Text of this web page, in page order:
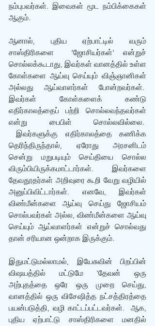
நம்புபவர்கள். இவைகள் மூட நம்பிக்கைகள்
ஆகும்.
ஆனால், புதிய ஏற்பாட்டில் வரும்
சாஸ்திரிகளை  ‘ஜோசியர்கள்' என்றுச்
சொல்லக்கூடாது, இவர்கள் வானத்தில் உள்ள
கோள்களை ஆய்வு செய்யும் விஞ்ஞானிகள்
அல்லது ஆய்வாளர்கள் போன்றவர்கள்.
இவர்கள் கோள்களைக் கண்டு
எதிர்காலத்தைப் பற்றி சொல்லவந்தவர்கள்
என்று பைபிள் சொல்லவில்லை.
இவர்களுக்கு எதிர்காலத்தை கணிக்க
தெரிந்திருந்தால், ஏரோது அரசனிடம்
சென்று மறுபடியும் செய்தியை சொல்ல
விரும்பியிருக்கமாட்டார்கள். இவர்களை
தேவதூதர்கள் அறிவுரை கூறி வேறு வழியில்
அனுப்பிவிட்டார்கள். எனவே, இவர்கள்
விண்மீன்களை ஆய்வு செய்து ஜோசியம்
சொல்பவர்கள் அல்ல, விண்மீன்களை ஆய்வு
செய்யும் ஆய்வாளர்கள் என்றுச் சொல்வது
தான் சரியான ஒன்றாக இருக்கும்.
இதுமட்டுமல்லாமல், இயேசுவின் பிறப்பின்
விஷயத்தில் மட்டுமே 'தேவன் ஒரு
அற்புதத்தை ஒரே ஒரு முறை செய்து,
வானத்தில் ஒரு விசேஷித்த நட்சத்திரத்தை
பயன்படுத்தி, வழி காட்டப்பட்டவர்கள்.  ஆக,
புதிய ஏற்பாட்டு சாஸ்திரிகளை மனதில்